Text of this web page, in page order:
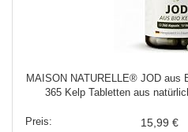
MAISON NATURELLE® JOD aus
365 Kelp Tabletten aus
15,99 €